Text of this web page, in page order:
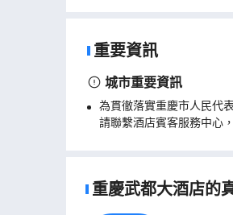
重要資訊
城市重要資訊
為貫徹落實重慶市人民代
請聯繫酒店賓客服務中心
重慶武都大酒店的